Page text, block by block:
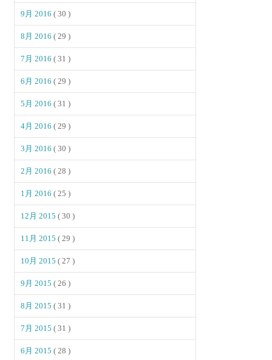
9月 2016( 30 )
8月 2016( 29 )
7月 2016( 31 )
6月 2016( 29 )
5月 2016( 31 )
4月 2016( 29 )
3月 2016( 30 )
2月 2016( 28 )
1月 2016( 25 )
12月 2015( 30 )
11月 2015( 29 )
10月 2015( 27 )
9月 2015( 26 )
8月 2015( 31 )
7月 2015( 31 )
6月 2015( 28 )